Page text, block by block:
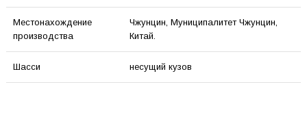
Местонахождение
производства
Чжунцин, Муниципалитет Чжунцин,
Китай.
Шасси несущий кузов